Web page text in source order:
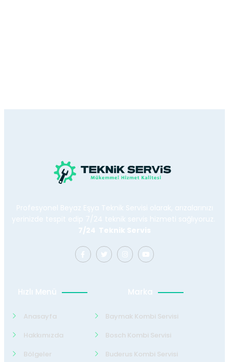
Profesyonel Beyaz Eşya Teknik Servisi olarak, arızalarınızı
yerinizde tespit edip 7/24 teknik servis hizmeti sağlıyoruz.
7/24 Teknik Servis
Hızlı Menü
Anasayfa
Hakkımızda
Bölgeler
Marka
Baymak Kombi Servisi
Bosch Kombi Servisi
Buderus Kombi Servisi